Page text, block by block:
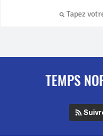
TEMPS